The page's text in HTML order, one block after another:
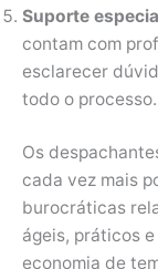
Suporte
contam com
esclarecer
todo o processo.
Os
cada vez mais
burocráticas
ágeis, práticos
economia de